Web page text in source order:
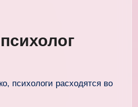
психологи расходятся во